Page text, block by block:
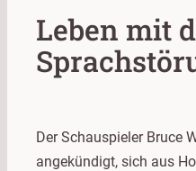
Leben mit
Der Schauspieler Bruce
angekündigt, sich aus